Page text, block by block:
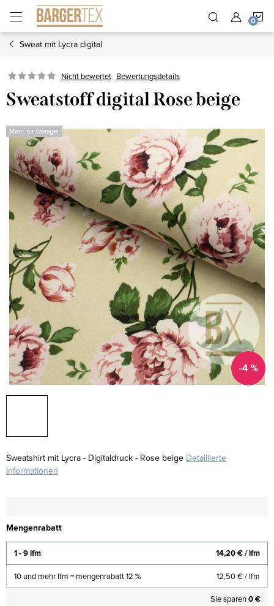
Inhalt
springen
Sweat mit Lycra digital
Nicht bewertet Bewertungsdetails
Sweatstoff digital Rose beige
Mehr für weniger
-4 %
Sweatshirt mit Lycra - Digitaldruck - Rose beige Detaillierte
Informationen
Mengenrabatt
1 - 9 lfm 14,20 €/ lfm
10 und mehr lfm = mengenrabatt 12 % 12,50 €/ lfm
Sie sparen0 €